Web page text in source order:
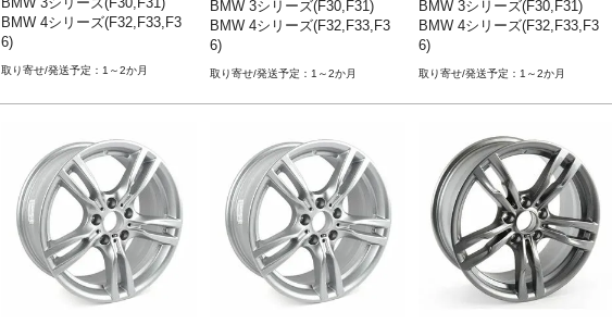
BMW 3シリーズ(F30,F31) 12-19
BMW 4シリーズ(F32,F33,F36) 1
3-20
BMW 4シリーズ(F32,F33,F3
6)
1～2か月
BMW 3シリーズ(F30,F31) 12-19
BMW 4シリーズ(F32,F33,F36) 1
3-20
BMW 3シリーズ(F30,F31)
BMW 4シリーズ(F32,F33,F3
6)
1～2か月
BMW 3シリーズ(F30,F31) 12-19
BMW 4シリーズ(F32,F33,F36) 1
3-20
BMW 3シリーズ(F30,F31)
BMW 4シリーズ(F32,F33,F3
6)
1～2か月